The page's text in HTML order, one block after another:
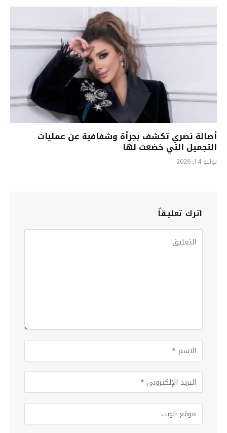
أصالة نصري تكشف بجرأة وشفافية عن عمليات
التجميل التي خضعت لها
يوليو 14, 2026
اترك تعليقاً